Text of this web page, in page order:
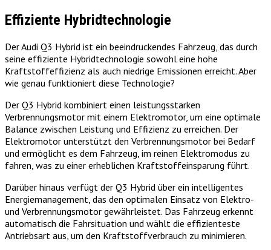
Effiziente Hybridtechnologie
Der Audi Q3 Hybrid ist ein beeindruckendes Fahrzeug, das durch
seine effiziente Hybridtechnologie sowohl eine hohe
Kraftstoffeffizienz als auch niedrige Emissionen erreicht. Aber
wie genau funktioniert diese Technologie?
Der Q3 Hybrid kombiniert einen leistungsstarken
Verbrennungsmotor mit einem Elektromotor, um eine optimale
Balance zwischen Leistung und Effizienz zu erreichen. Der
Elektromotor unterstützt den Verbrennungsmotor bei Bedarf
und ermöglicht es dem Fahrzeug, im reinen Elektromodus zu
fahren, was zu einer erheblichen Kraftstoffeinsparung führt.
Darüber hinaus verfügt der Q3 Hybrid über ein intelligentes
Energiemanagement, das den optimalen Einsatz von Elektro-
und Verbrennungsmotor gewährleistet. Das Fahrzeug erkennt
automatisch die Fahrsituation und wählt die effizienteste
Antriebsart aus, um den Kraftstoffverbrauch zu minimieren.